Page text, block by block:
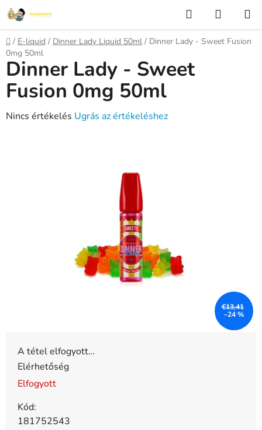
Ugrás
fő
tartalomhoz
KeresésKOSÁR
Kezdőlap
/ E-liquid / Dinner Lady Liquid 50ml / Dinner Lady - Sweet Fusion
0mg 50ml
A tétel elfogyott…
Elérhetőség
Elfogyott
Kód:
181752543
Dinner Lady - Sweet
Fusion 0mg 50ml
A
Nincs értékelés Ugrás az értékeléshez
€13,41
–24 %